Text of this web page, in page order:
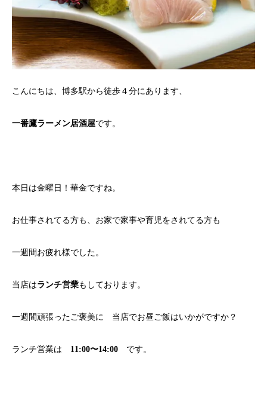
こんにちは、博多駅から徒歩４分にあります、
一番鷹ラーメン居酒屋です。
本日は金曜日！華金ですね。
お仕事されてる方も、お家で家事や育児をされてる方も
一週間お疲れ様でした。
当店はランチ営業もしております。
一週間頑張ったご褒美に 当店でお昼ご飯はいかがですか？
ランチ営業は 11:00〜14:00 です。